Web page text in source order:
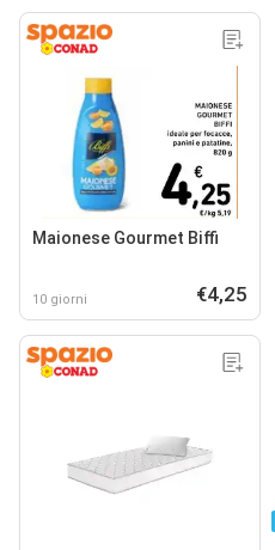
Maionese Gourmet Biffi
10 giorni €4,25